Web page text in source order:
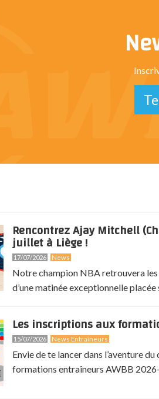
Rencontrez Ajay Mitchell
juillet à Liège !
17/07/2026 News
Notre champion NBA retrouvera
d’une matinée exceptionnelle placée
Les inscriptions aux
15/07/2026 News Entraîneurs
Envie de te lancer dans l’aventure
formations entraîneurs AWBB